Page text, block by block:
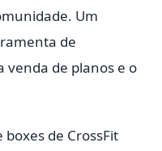
Um
de
venda de planos e o
de CrossFit